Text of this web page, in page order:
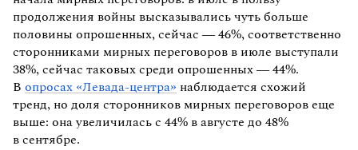
продолжения войны высказывались чуть больше
половины опрошенных, сейчас — 46%, соответственно
сторонниками мирных переговоров в июле выступали
38%, сейчас таковых среди опрошенных — 44%.
В опросах «Левада-центра» наблюдается схожий
тренд, но доля сторонников мирных переговоров еще
выше: она увеличилась с 44% в августе до 48%
в сентябре.